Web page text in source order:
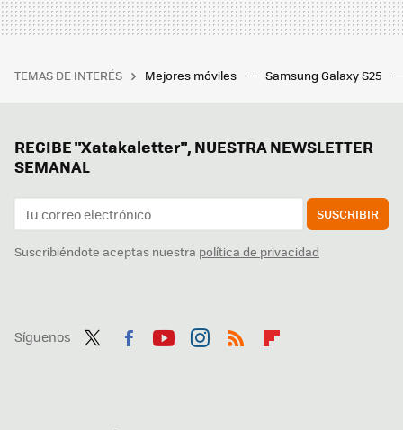
TEMAS DE INTERÉS Mejores móviles Samsung Galaxy S25
RECIBE "Xatakaletter", NUESTRA NEWSLETTER
SEMANAL
SUSCRIBIR
Suscribiéndote aceptas nuestra política de privacidad
Síguenos